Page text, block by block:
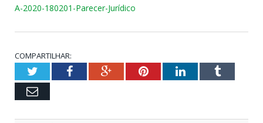
A-2020-180201-Parecer-Jurídico
COMPARTILHAR:
TwitterFacebookGoogle+PinterestLinkedInTumblr
Email